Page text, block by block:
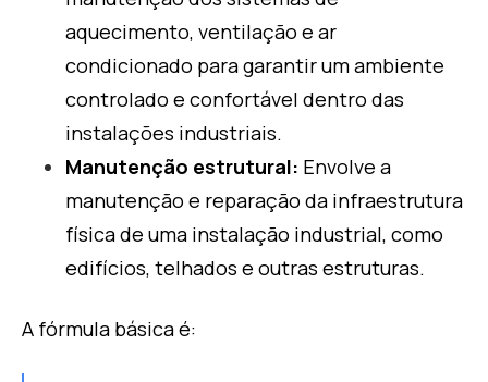
aquecimento, ventilação e ar
condicionado para garantir um ambiente
controlado e confortável dentro das
instalações industriais.
Manutenção estrutural: Envolve a
manutenção e reparação da infraestrutura
física de uma instalação industrial, como
edifícios, telhados e outras estruturas.
A fórmula básica é: